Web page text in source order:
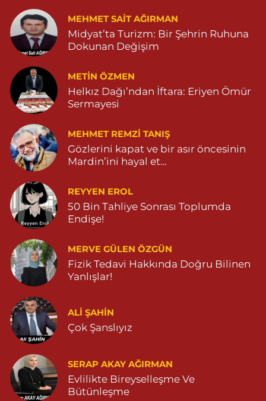
0 (482) 381 36 70 Yol Tarifi Al
MEHMET SAIT AĞIRMAN
Midyat’ta Turizm: Bir Şehrin Ruhuna
Dokunan Değişim
METIN ÖZMEN
Helkız Dağı’ndan İftara: Eriyen Ömür
Sermayesi
MEHMET REMZI TANIŞ
Gözlerini kapat ve bir asır öncesinin
Mardin’ini hayal et…
REYYEN EROL
50 Bin Tahliye Sonrası Toplumda
Endişe!
MERVE GÜLEN ÖZGÜN
Fizik Tedavi Hakkında Doğru Bilinen
Yanlışlar!
ALI ŞAHİN
Çok Şanslıyız
SERAP AKAY AĞIRMAN
Evlilikte Bireyselleşme Ve
Bütünleşme